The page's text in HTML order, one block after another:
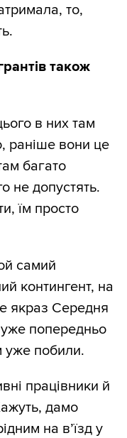
то,
також
в них там
вони це
багато
не допустять.
їм просто
самий
контингент, на
якраз Середня
уже попередньо
уже побили.
працівники й
дамо
на в’їзд у